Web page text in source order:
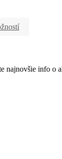
najnovšie info o